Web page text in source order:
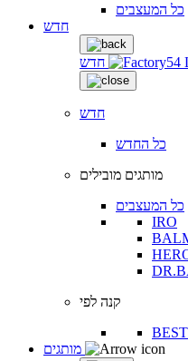
כל המעצבים
חדש
חדש
חדש
כל החדש
מותגים מובילים
כל המעצבים
IRO
קנה לפי